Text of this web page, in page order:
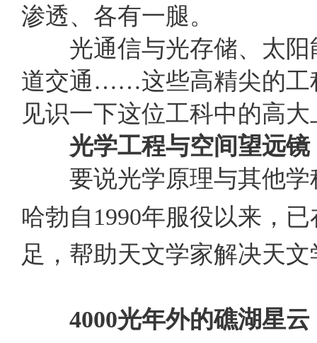
渗透、各有一腿。
光通信与光存储、太阳
道交通……这些高精尖的工
见识一下这位工科中的高
光学工程与空间望远镜
要说光学原理与其他
哈勃自 1990年服役以来，已
足，帮助天文学家解决天
4000光年外的礁湖星云